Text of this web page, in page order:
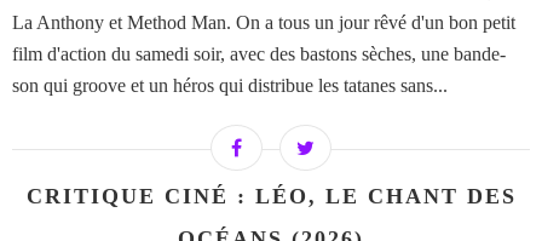
La Anthony et Method Man. On a tous un jour rêvé d'un bon petit
film d'action du samedi soir, avec des bastons sèches, une bande-
son qui groove et un héros qui distribue les tatanes sans...
CRITIQUE CINÉ : LÉO, LE CHANT DES